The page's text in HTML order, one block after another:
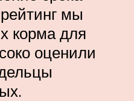
мы
корма для
оценили